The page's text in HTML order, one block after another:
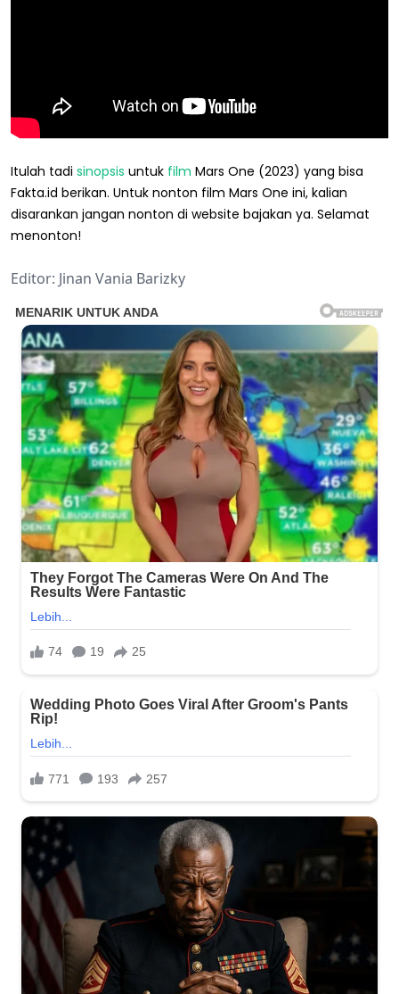
Itulah tadi sinopsis untuk film Mars One (2023) yang bisa
Fakta.id berikan. Untuk nonton film Mars One ini, kalian
disarankan jangan nonton di website bajakan ya. Selamat
menonton!
Editor: Jinan Vania Barizky